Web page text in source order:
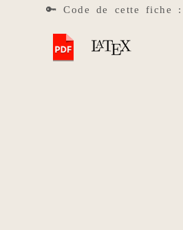
🔑 Code de cette fiche :